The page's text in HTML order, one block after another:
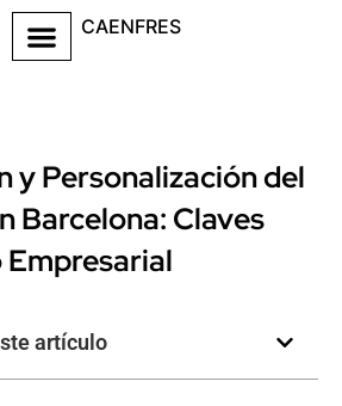
CAENFRES
y Personalización del
Barcelona: Claves
artículo